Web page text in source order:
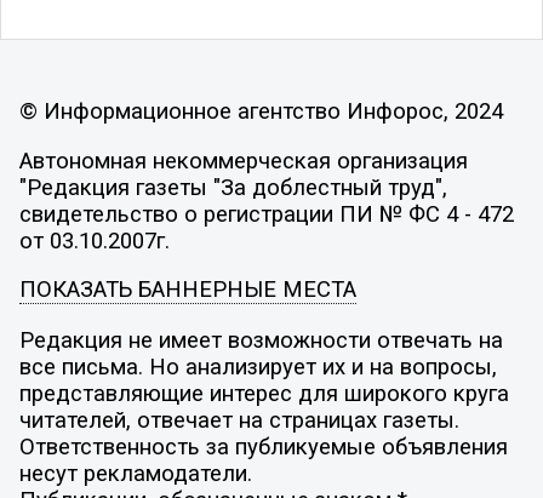
© Информационное агентство Инфорос, 2024
Автономная некоммерческая организация
"Редакция газеты "За доблестный труд",
свидетельство о регистрации ПИ № ФС 4 - 472
от 03.10.2007г.
ПОКАЗАТЬ БАННЕРНЫЕ МЕСТА
Редакция не имеет возможности отвечать на
все письма. Но анализирует их и на вопросы,
представляющие интерес для широкого круга
читателей, отвечает на страницах газеты.
Ответственность за публикуемые объявления
несут рекламодатели.